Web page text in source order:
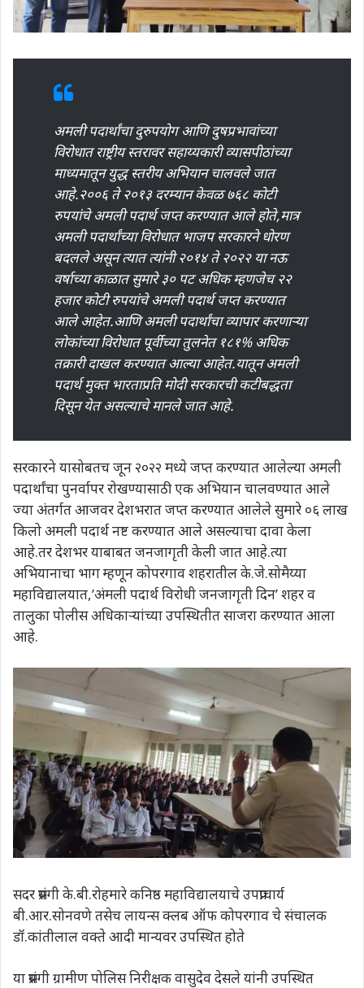
अमली पदार्थांचा दुरुपयोग आणि दुषप्रभावांच्या
विरोधात राष्ट्रीय स्तरावर सहाय्यकारी व्यासपीठांच्या
माध्यमातून युद्ध स्तरीय अभियान चालवले जात
आहे.२००६ ते २०१३ दरम्यान केवळ ७६८ कोटी
रुपयांचे अमली पदार्थ जप्त करण्यात आले होते,मात्र
अमली पदार्थांच्या विरोधात भाजप सरकारने धोरण
बदलले असून त्यात त्यांनी २०१४ ते २०२२ या नऊ
वर्षाच्या काळात सुमारे ३० पट अधिक म्हणजेच २२
हजार कोटी रुपयांचे अमली पदार्थ जप्त करण्यात
आले आहेत.आणि अमली पदार्थांचा व्यापार करणाऱ्या
लोकांच्या विरोधात पूर्वीच्या तुलनेत १८१% अधिक
तक्रारी दाखल करण्यात आल्या आहेत.यातून अमली
पदार्थ मुक्त भारताप्रति मोदी सरकारची कटीबद्धता
दिसून येत असल्याचे मानले जात आहे.
सरकारने यासोबतच जून २०२२ मध्ये जप्त करण्यात आलेल्या अमली
पदार्थांचा पुनर्वापर रोखण्यासाठी एक अभियान चालवण्यात आले
ज्या अंतर्गत आजवर देशभरात जप्त करण्यात आलेले सुमारे ०६ लाख
किलो अमली पदार्थ नष्ट करण्यात आले असल्याचा दावा केला
आहे.तर देशभर याबाबत जनजागृती केली जात आहे.त्या
अभियानाचा भाग म्हणून कोपरगाव शहरातील के.जे.सोमैय्या
महाविद्यालयात,’अंमली पदार्थ विरोधी जनजागृती दिन’ शहर व
तालुका पोलीस अधिकाऱ्यांच्या उपस्थितीत साजरा करण्यात आला
आहे.
सदर प्रसंगी के.बी.रोहमारे कनिष्ठ महाविद्यालयाचे उपप्राचार्य
बी.आर.सोनवणे तसेच लायन्स क्लब ऑफ कोपरगाव चे संचालक
डॉ.कांतीलाल वक्ते आदी मान्यवर उपस्थित होते
या प्रसंगी ग्रामीण पोलिस निरीक्षक वासुदेव देसले यांनी उपस्थित